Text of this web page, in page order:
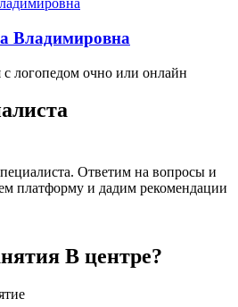
Владимировна
Ответим на вопросы и
платформу и дадим рекомендации
В центре?